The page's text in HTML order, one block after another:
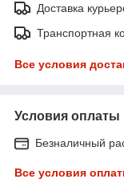
Доставка
Транспортная
Все условия
Условия оплаты
Безналичный
Все условия